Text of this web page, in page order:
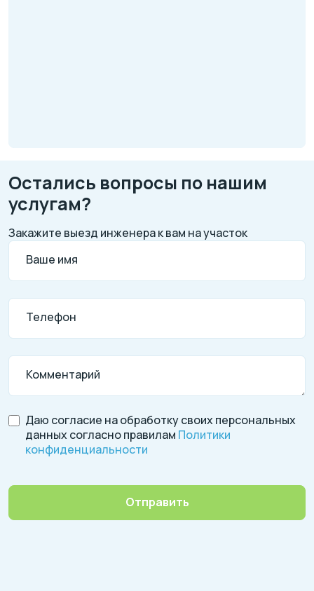
Остались вопросы по нашим
услугам?
Закажите выезд инженера к вам на участок
Ваше имя
Телефон
Комментарий
Даю согласие на обработку своих персональных
данных согласно правилам Политики
конфиденциальности
Отправить